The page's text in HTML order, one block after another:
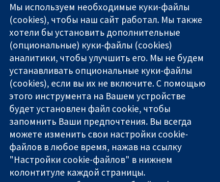
Надёжные
доказательства
Информированные
решения
Во благо
здоровья
11-13 Cavendish
Square
London
W1G 0AN
United Kingdom
Связаться с
нами
Новости
Пресс-
служба
О нас
Работа
Cochrane
Library
Мы используем необходимые куки-файлы
(cookies), чтобы наш сайт работал. Мы также
хотели бы установить дополнительные
(опциональные) куки-файлы (cookies)
аналитики, чтобы улучшить его. Мы не будем
устанавливать опциональные куки-файлы
(cookies), если вы их не включите. С помощью
этого инструмента на Вашем устройстве
будет установлен файл cookie, чтобы
запомнить Ваши предпочтения. Вы всегда
можете изменить свои настройки cookie-
файлов в любое время, нажав на ссылку
"Настройки cookie-файлов" в нижнем
колонтитуле каждой страницы.